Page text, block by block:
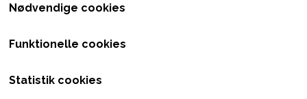
Adult Small Bites
Monster Original Adult
Nødvendige cookies
Funktionelle cookies
Statistik cookies